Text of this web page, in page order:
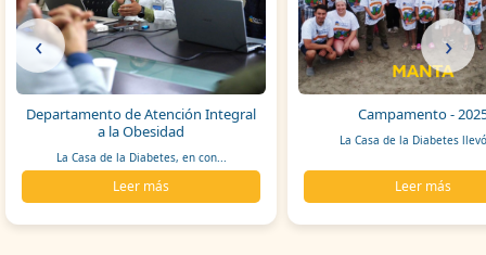
‹
Departamento de Atención Integral
a la Obesidad
La Casa de la Diabetes, en con...
Leer más
Campamento -
La Casa de la Diabetes
Leer más
›